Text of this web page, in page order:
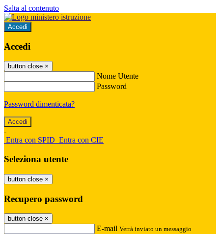
Salta al contenuto
Accedi
Accedi
button close ×
Nome Utente
Password
Password dimenticata?
-
Entra con SPID Entra con CIE
Seleziona utente
button close ×
Recupero password
button close ×
E-mail Verrà inviato un messaggio